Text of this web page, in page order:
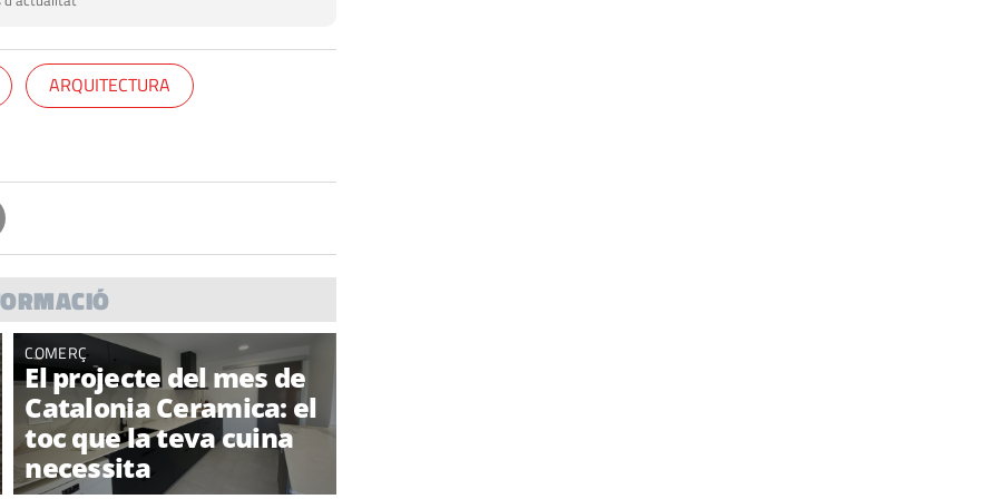
ARQUITECTURA
COMERÇ
El projecte del mes de
Catalonia Ceramica: el
toc que la teva cuina
necessita